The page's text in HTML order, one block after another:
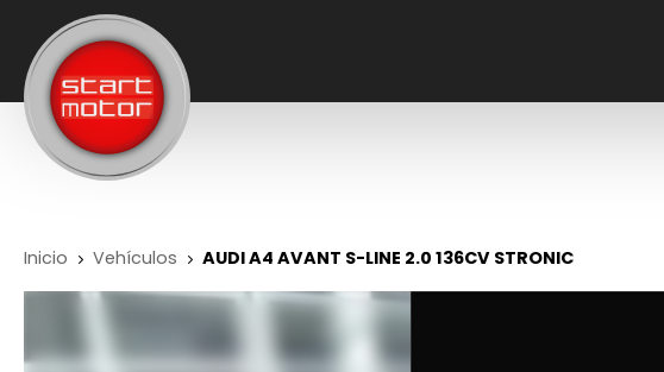
Inicio Vehículos AUDI A4 AVANT S-LINE 2.0 136CV STRONIC